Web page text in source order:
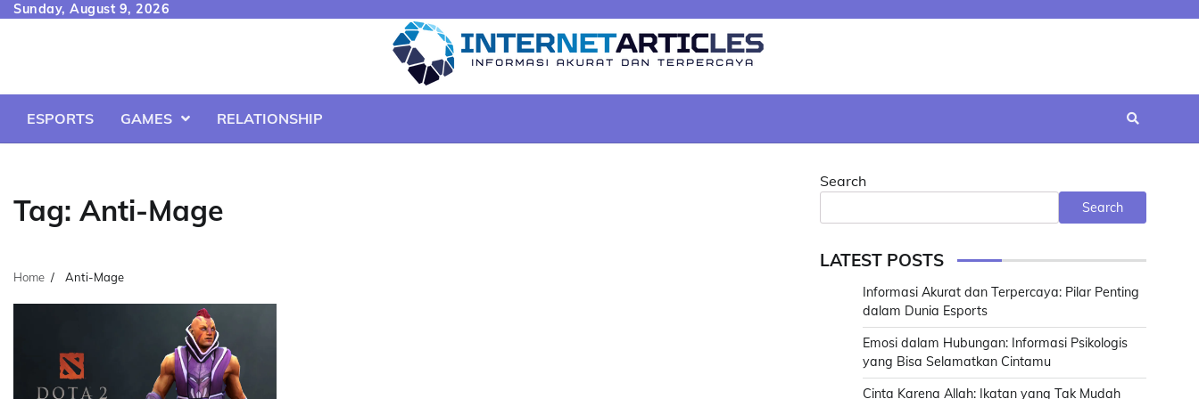
SkipSunday, August 9, 2026
ESPORTS GAMES RELATIONSHIP
Tag: Anti-Mage
Home Anti-Mage
Search
Search
LATEST POSTS
Informasi Akurat dan Terpercaya: Pilar Penting
dalam Dunia Esports
Emosi dalam Hubungan: Informasi Psikologis
yang Bisa Selamatkan Cintamu
Cinta Karena Allah: Ikatan yang Tak Mudah